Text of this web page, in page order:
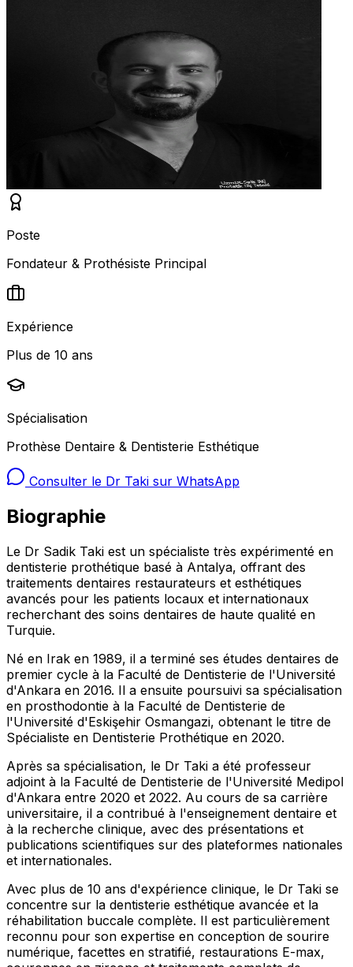
Poste
Fondateur & Prothésiste Principal
Expérience
Plus de 10 ans
Spécialisation
Prothèse Dentaire & Dentisterie Esthétique
Consulter le Dr Taki sur WhatsApp
Biographie
Le Dr Sadik Taki est un spécialiste très expérimenté en
dentisterie prothétique basé à Antalya, offrant des
traitements dentaires restaurateurs et esthétiques
avancés pour les patients locaux et internationaux
recherchant des soins dentaires de haute qualité en
Turquie.
Né en Irak en 1989, il a terminé ses études dentaires de
premier cycle à la Faculté de Dentisterie de l'Université
d'Ankara en 2016. Il a ensuite poursuivi sa spécialisation
en prosthodontie à la Faculté de Dentisterie de
l'Université d'Eskişehir Osmangazi, obtenant le titre de
Spécialiste en Dentisterie Prothétique en 2020.
Après sa spécialisation, le Dr Taki a été professeur
adjoint à la Faculté de Dentisterie de l'Université Medipol
d'Ankara entre 2020 et 2022. Au cours de sa carrière
universitaire, il a contribué à l'enseignement dentaire et
à la recherche clinique, avec des présentations et
publications scientifiques sur des plateformes nationales
et internationales.
Avec plus de 10 ans d'expérience clinique, le Dr Taki se
concentre sur la dentisterie esthétique avancée et la
réhabilitation buccale complète. Il est particulièrement
reconnu pour son expertise en conception de sourire
numérique, facettes en stratifié, restaurations E-max,